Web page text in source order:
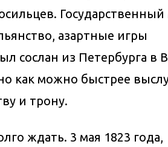
азартные игры
сослан из Петербурга в
как можно быстрее
и трону.
ждать. 3 мая 1823 года,